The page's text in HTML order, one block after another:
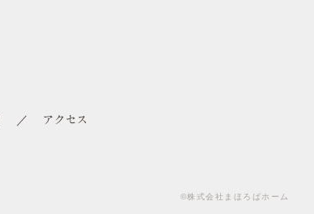
アクセス
©株式会社まほろばホーム